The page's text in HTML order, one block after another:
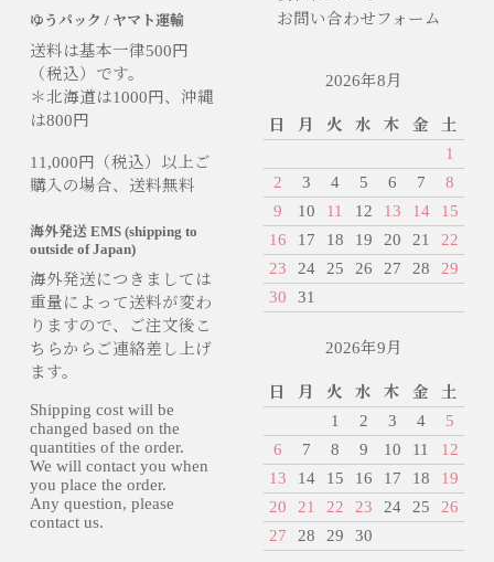
ゆうパック / ヤマト運輸
送料は基本一律500円
（税込）です。
＊北海道は1000円、沖縄
は800円
11,000円（税込）以上ご
購入の場合、送料無料
海外発送 EMS (shipping to
outside of Japan)
海外発送につきましては
重量によって送料が変わ
りますので、ご注文後こ
ちらからご連絡差し上げ
ます。
Shipping cost will be
changed based on the
quantities of the order.
We will contact you when
you place the order.
Any question, please
contact us.
お問い合わせフォーム
2026年8月
日 月 火 水 木 金
土
1
2
3 4 5 6 7
8
9
10 11 12 13 14
15
16
17 18 19 20 21
22
23
24 25 26 27 28
29
30
31
2026年9月
日 月 火 水 木 金
土
1
2 3 4
5
6
7 8 9 10 11
12
13
14 15 16 17 18
19
20
21 22 23 24 25
26
27
28 29 30